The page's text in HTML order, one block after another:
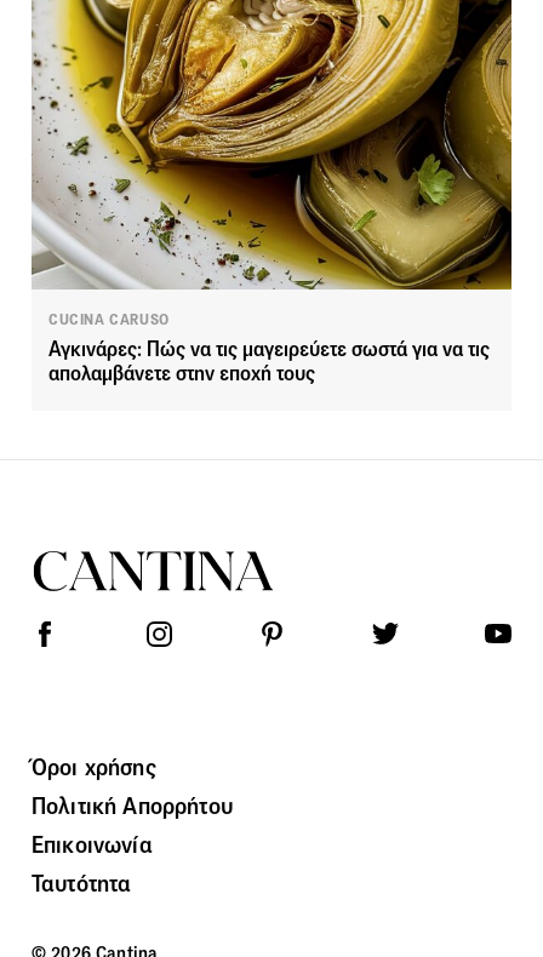
CUCINA CARUSO
Αγκινάρες: Πώς να τις μαγειρεύετε σωστά για να τις
απολαμβάνετε στην εποχή τους
Όροι χρήσης
Πολιτική Απορρήτου
Επικοινωνία
Ταυτότητα